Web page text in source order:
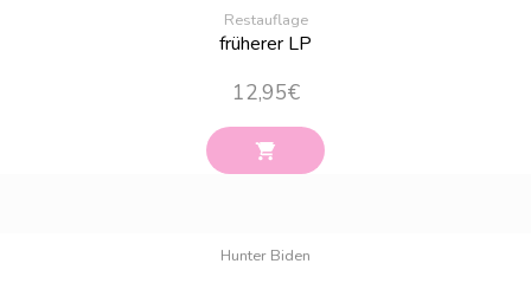
Restauflage
früherer LP
12,95€
Hunter Biden